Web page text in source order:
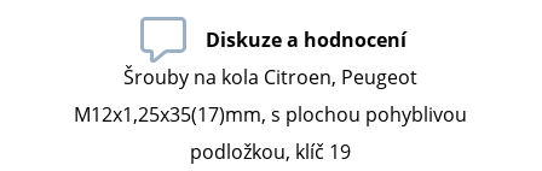
Diskuze a hodnocení
Šrouby na kola Citroen, Peugeot
M12x1,25x35(17)mm, s plochou pohyblivou
podložkou, klíč 19